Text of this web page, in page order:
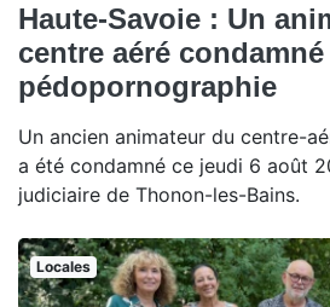
Haute-Savoie : Un
centre aéré
pédopornographie
Un ancien animateur du centre-
a été condamné ce jeudi 6 août
judiciaire de Thonon-les-Bains.
Locales